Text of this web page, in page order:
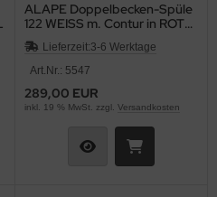
ALAPE Doppelbecken-Spüle
122 WEISS m. Contur in ROT
92x47,5 cm
Lieferzeit:3-6 Werktage
Art.Nr.: 5547
289,00 EUR
inkl. 19 % MwSt. zzgl. Versandkosten